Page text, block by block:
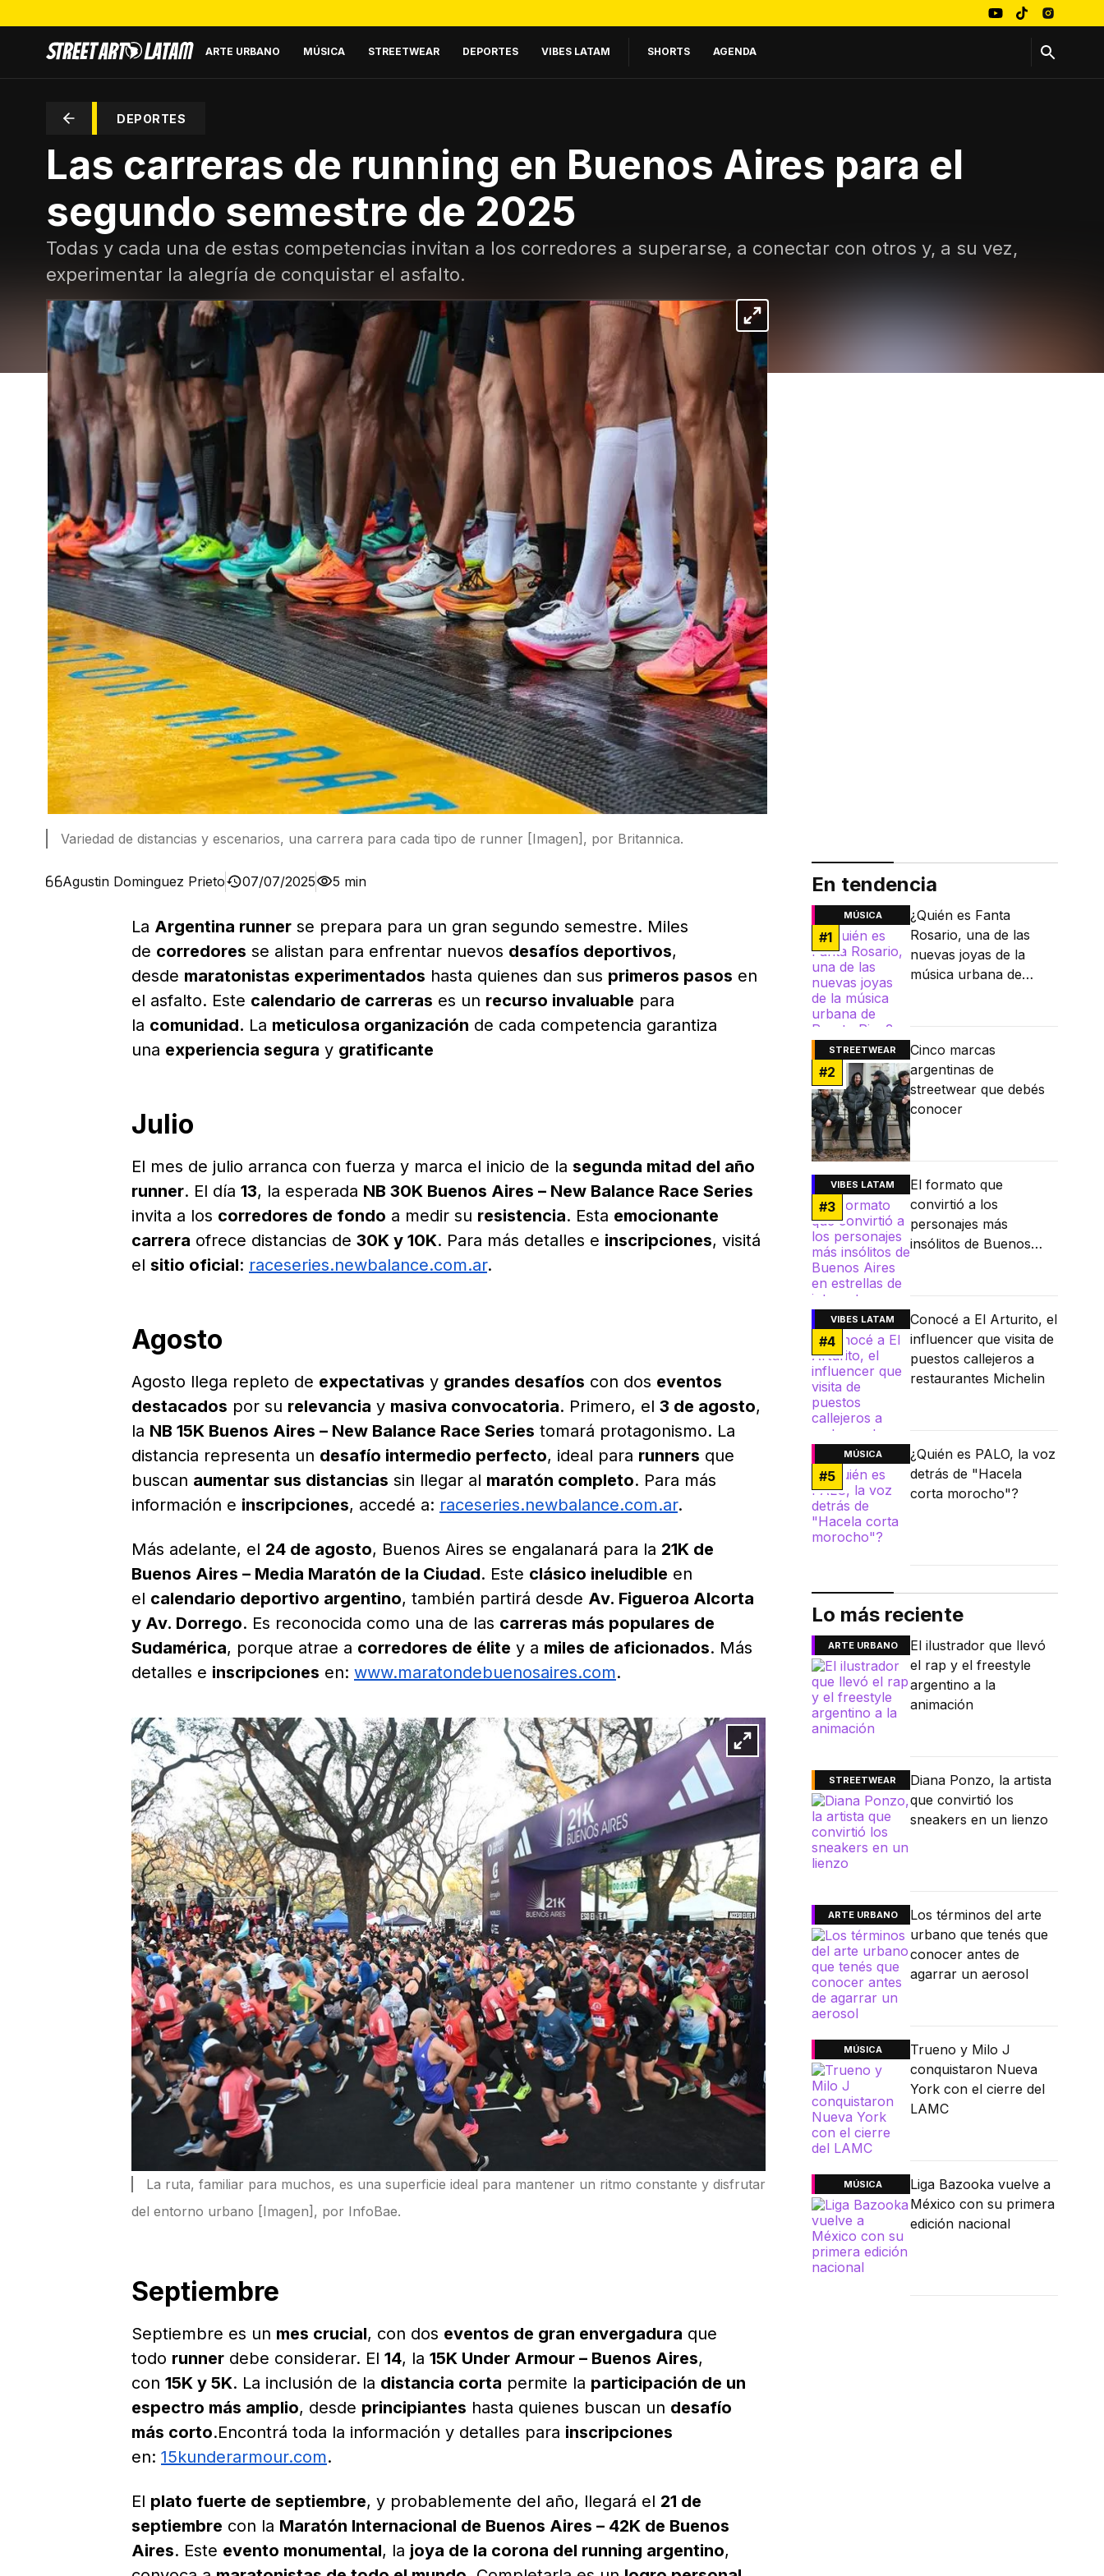
ARTE URBANO MÚSICA STREETWEAR DEPORTES VIBES LATAM SHORTS AGENDA
DEPORTES
Las carreras de running en Buenos Aires para el
segundo semestre de 2025
Todas y cada una de estas competencias invitan a los corredores a superarse, a conectar con otros y, a su vez,
experimentar la alegría de conquistar el asfalto.
Variedad de distancias y escenarios, una carrera para cada tipo de runner [Imagen], por Britannica.
Agustin Dominguez Prieto 07/07/2025 5 min
La Argentina runner se prepara para un gran segundo semestre. Miles
de corredores se alistan para enfrentar nuevos desafíos deportivos,
desde maratonistas experimentados hasta quienes dan sus primeros pasos en
el asfalto. Este calendario de carreras es un recurso invaluable para
la comunidad. La meticulosa organización de cada competencia garantiza
una experiencia segura y gratificante
Julio
El mes de julio arranca con fuerza y marca el inicio de la segunda mitad del año
runner. El día 13, la esperada NB 30K Buenos Aires – New Balance Race Series
invita a los corredores de fondo a medir su resistencia. Esta emocionante
carrera ofrece distancias de 30K y 10K. Para más detalles e inscripciones, visitá
el sitio oficial: raceseries.newbalance.com.ar.
Agosto
Agosto llega repleto de expectativas y grandes desafíos con dos eventos
destacados por su relevancia y masiva convocatoria. Primero, el 3 de agosto,
la NB 15K Buenos Aires – New Balance Race Series tomará protagonismo. La
distancia representa un desafío intermedio perfecto, ideal para runners que
buscan aumentar sus distancias sin llegar al maratón completo. Para más
información e inscripciones, accedé a: raceseries.newbalance.com.ar.
Más adelante, el 24 de agosto, Buenos Aires se engalanará para la 21K de
Buenos Aires – Media Maratón de la Ciudad. Este clásico ineludible en
el calendario deportivo argentino, también partirá desde Av. Figueroa Alcorta
y Av. Dorrego. Es reconocida como una de las carreras más populares de
Sudamérica, porque atrae a corredores de élite y a miles de aficionados. Más
detalles e inscripciones en: www.maratondebuenosaires.com.
La ruta, familiar para muchos, es una superficie ideal para mantener un ritmo constante y disfrutar
del entorno urbano [Imagen], por InfoBae.
Septiembre
Septiembre es un mes crucial, con dos eventos de gran envergadura que
todo runner debe considerar. El 14, la 15K Under Armour – Buenos Aires,
con 15K y 5K. La inclusión de la distancia corta permite la participación de un
espectro más amplio, desde principiantes hasta quienes buscan un desafío
más corto.Encontrá toda la información y detalles para inscripciones
en: 15kunderarmour.com.
El plato fuerte de septiembre, y probablemente del año, llegará el 21 de
septiembre con la Maratón Internacional de Buenos Aires – 42K de Buenos
Aires. Este evento monumental, la joya de la corona del running argentino,
En tendencia
MÚSICA
#1
¿Quién es Fanta
Rosario, una de las
nuevas joyas de la
música urbana de
STREETWEAR
#2
Cinco marcas
argentinas de
streetwear que debés
conocer
VIBES LATAM
#3
El formato que
convirtió a los
personajes más
insólitos de Buenos
VIBES LATAM
#4
Conocé a El Arturito, el
influencer que visita de
puestos callejeros a
restaurantes Michelin
MÚSICA
#5
¿Quién es PALO, la voz
detrás de "Hacela
corta morocho"?
Lo más reciente
ARTE URBANO
El ilustrador que llevó
el rap y el freestyle
argentino a la
animación
STREETWEAR
Diana Ponzo, la artista
que convirtió los
sneakers en un lienzo
ARTE URBANO
Los términos del arte
urbano que tenés que
conocer antes de
agarrar un aerosol
MÚSICA
Trueno y Milo J
conquistaron Nueva
York con el cierre del
LAMC
MÚSICA
Liga Bazooka vuelve a
México con su primera
edición nacional